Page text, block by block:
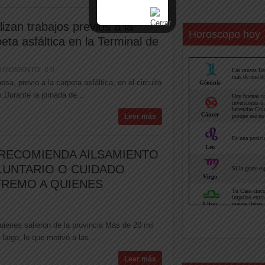
trabajos previos a la
asfáltica en la Terminal de
MOMENTO 0
previo a la carpeta asfáltica, en el circuito
la jornada de...
Leer más
AILSAMIENTO
O CUIDADO
A QUIENES
salieron de la provincia Más de 20 mil
lo que motivó a las...
Leer más
Horoscopo hoy